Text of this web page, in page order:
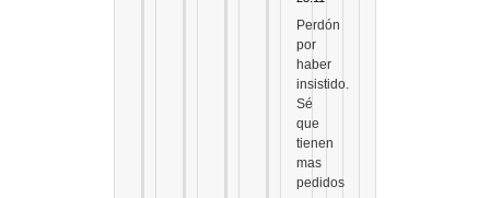
Perdón
por
haber
insistido.
Sé
que
tienen
mas
pedidos